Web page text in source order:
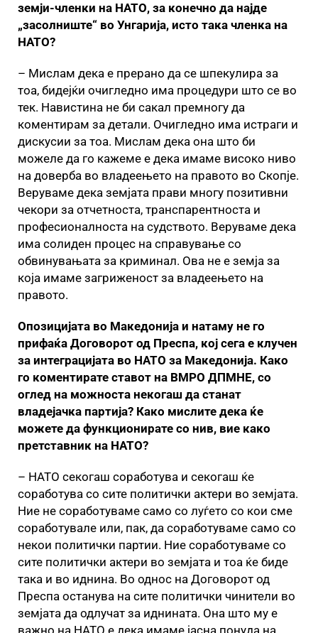
земји-членки на НАТО, за конечно да најде
„засолниште“ во Унгарија, исто така членка на
НАТО?
– Мислам дека е прерано да се шпекулира за
тоа, бидејќи очигледно има процедури што се во
тек. Навистина не би сакал премногу да
коментирам за детали. Очигледно има истраги и
дискусии за тоа. Мислам дека она што би
можеле да го кажеме е дека имаме високо ниво
на доверба во владеењето на правото во Скопје.
Веруваме дека земјата прави многу позитивни
чекори за отчетноста, транспарентноста и
професионалноста на судството. Веруваме дека
има солиден процес на справување со
обвинувањата за криминал. Ова не е земја за
која имаме загриженост за владеењето на
правото.
Опозицијата во Македонија и натаму не го
прифаќа Договорот од Преспа, кој сега е клучен
за интеграцијата во НАТО за Македонија. Како
го коментирате ставот на ВМРО ДПМНЕ, со
оглед на можноста некогаш да станат
владејачка партија? Како мислите дека ќе
можете да функционирате со нив, вие како
претставник на НАТО?
– НАТО секогаш соработува и секогаш ќе
соработува со сите политички актери во земјата.
Ние не соработуваме само со луѓето со кои сме
соработувале или, пак, да соработуваме само со
некои политички партии. Ние соработуваме со
сите политички актери во земјата и тоа ќе биде
така и во иднина. Во однос на Договорот од
Преспа останува на сите политички чинители во
земјата да одлучат за иднината. Она што му е